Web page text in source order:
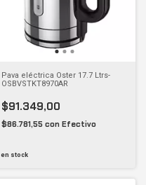
Pava eléctrica Oster 17.7 Ltrs-
OSBVSTKT8970AR
$91.349,00
$86.781,55 con Efectivo
en stock